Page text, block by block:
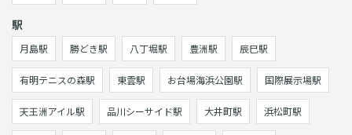
駅
月島駅 勝どき駅 八丁堀駅 豊洲駅 辰巳駅
有明テニスの森駅 東雲駅 お台場海浜公園駅 国際展示場駅
天王洲アイル駅 品川シーサイド駅 大井町駅 浜松町駅